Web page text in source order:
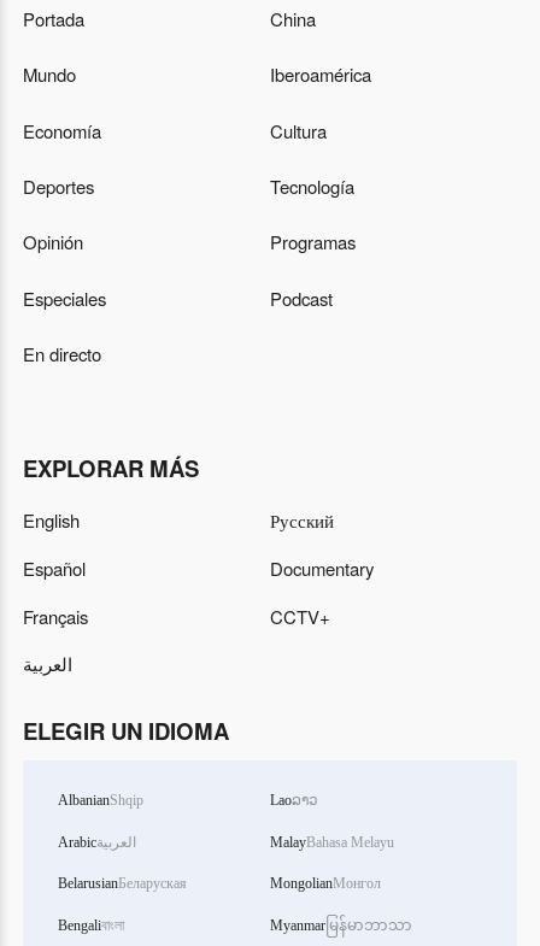
Portada China
Mundo Iberoamérica
Economía Cultura
Deportes Tecnología
Opinión Programas
Especiales Podcast
En directo
EXPLORAR MÁS
English
Español
Français
العربية
Русский
Documentary
CCTV+
ELEGIR UN IDIOMA
AlbanianShqip
Arabicالعربية
BelarusianБеларуская
Bengaliবাংলা
Laoລາວ
MalayBahasa Melayu
MongolianМонгол
Myanmar မြန်မာဘာသာ